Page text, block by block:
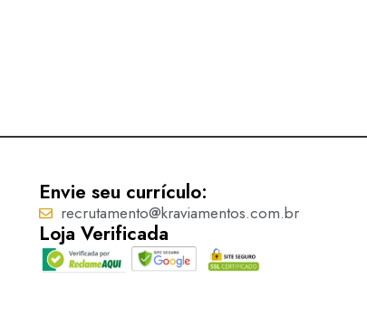
Envie seu currículo:
recrutamento@kraviamentos.com.br
Loja Verificada